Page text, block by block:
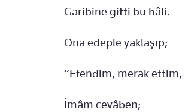
Garibine gitti bu hâli.
Ona edeple yaklaşıp;
“Efendim, merak ettim,
İmâm cevâben;